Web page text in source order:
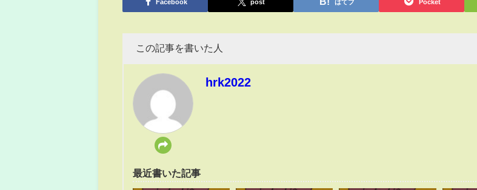
Facebook post はてブ Pocket
この記事を書いた人
hrk2022
最近書いた記事